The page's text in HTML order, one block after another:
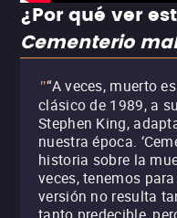
¿Por qué ver
Cementerio
"“A veces, muerto
clásico de 1989, a
Stephen King,
nuestra época.
historia sobre la
veces, tenemos
versión no resulta